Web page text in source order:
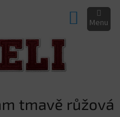
KOŠÍK
tmavě růžová